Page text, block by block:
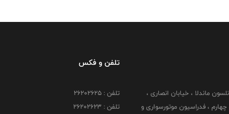
نلسون ماندلا ، خیابان انصاری ،
طبقه چهارم ، فدراسیون موتورسواری و
تلفن و فکس
تلفن : ۲۶۲۰۲۶۲۵
تلفن : ۲۶۲۰۲۶۲۳